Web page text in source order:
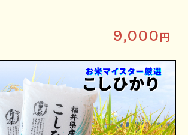
9,000円